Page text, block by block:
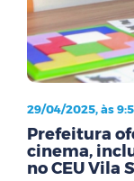
29/04/2025, às
Prefeitura
cinema,
no CEU Vila